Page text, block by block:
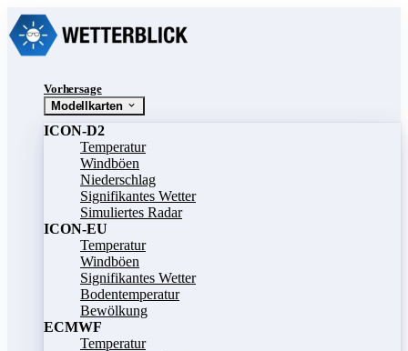
Vorhersage
Modellkarten
ICON-D2
Temperatur
Windböen
Niederschlag
Signifikantes Wetter
Simuliertes Radar
ICON-EU
Temperatur
Windböen
Signifikantes Wetter
Bodentemperatur
Bewölkung
ECMWF
Temperatur